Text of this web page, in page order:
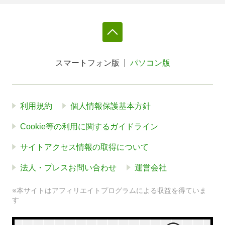
スマートフォン版 パソコン版
利用規約 個人情報保護基本方針
Cookie等の利用に関するガイドライン
サイトアクセス情報の取得について
法人・プレスお問い合わせ 運営会社
※本サイトはアフィリエイトプログラムによる収益を得ていま
す